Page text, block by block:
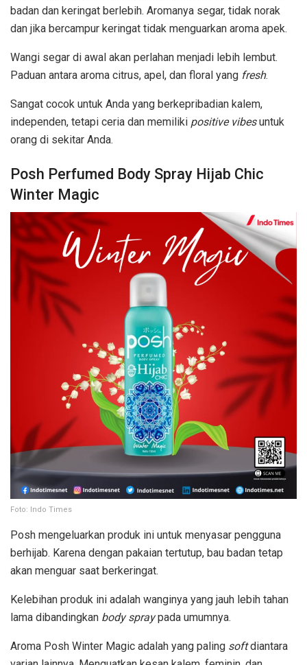
badan dan keringat berlebih. Aromanya segar, tidak norak
dan jika bercampur keringat tidak menguarkan aroma apek.
Wangi segar di awal akan perlahan menjadi lebih lembut.
Paduan antara aroma citrus, apel, dan floral yang fresh.
Sangat cocok untuk Anda yang berkepribadian kalem,
independen, tetapi ceria dan memiliki positive vibesuntuk
orang di sekitar Anda.
Posh Perfumed Body Spray Hijab Chic
Winter Magic
Foto: Indo Times
Posh mengeluarkan produk ini untuk menyasar pengguna
berhijab. Karena dengan pakaian tertutup, bau badan tetap
akan menguar saat berkeringat.
Kelebihan produk ini adalah wanginya yang jauh lebih tahan
lama dibandingkan body spraypada umumnya.
Aroma Posh Winter Magic adalah yang paling softdiantara